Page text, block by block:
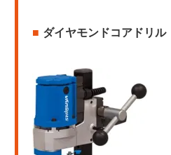
ダイヤモンドコアドリル